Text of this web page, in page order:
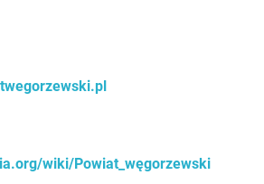
wiki/Powiat_węgorzewski